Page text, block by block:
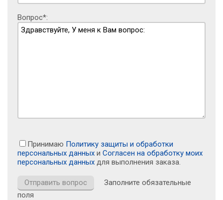
Вопрос*:
Принимаю Политику защиты и обработки
персональных данных и Согласен на обработку моих
персональных данных для выполнения заказа.
Заполните обязательные
поля